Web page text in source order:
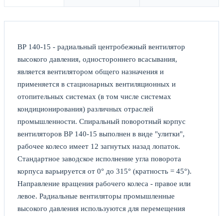
ВР 140-15 - радиальный центробежный вентилятор
высокого давления, одностороннего всасывания,
является вентилятором общего назначения и
применяется в стационарных вентиляционных и
отопительных системах (в том числе системах
кондиционирования) различных отраслей
промышленности. Спиральный поворотный корпус
вентиляторов ВР 140-15 выполнен в виде "улитки",
рабочее колесо имеет 12 загнутых назад лопаток.
Стандартное заводское исполнение угла поворота
корпуса варьируется от 0° до 315° (кратность = 45°).
Направление вращения рабочего колеса - правое или
левое. Радиальные вентиляторы промышленные
высокого давления используются для перемещения